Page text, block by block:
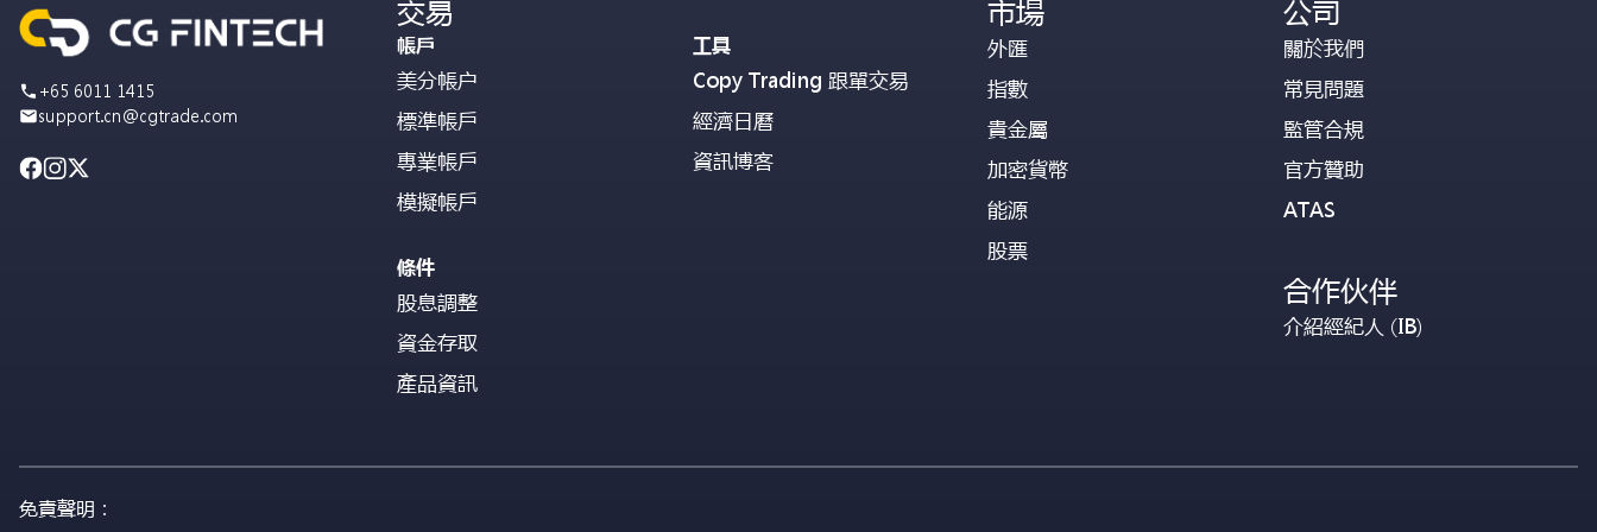
+65 6011 1415
support.cn@cgtrade.com
交易
帳戶
美分帳户
標準帳戶
專業帳戶
模擬帳戶
條件
股息調整
資金存取
產品資訊
工具
Copy Trading 跟單交易
經濟日曆
資訊博客
市場
外匯
指數
貴金屬
加密貨幣
能源
股票
公司
關於我們
常見問題
監管合規
官方贊助
ATAS
合作伙伴
介紹經紀人 (IB)
免責聲明：